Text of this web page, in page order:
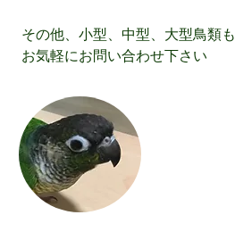
その他、小型、中型、大型鳥類も
お気軽にお問い合わせ下さい